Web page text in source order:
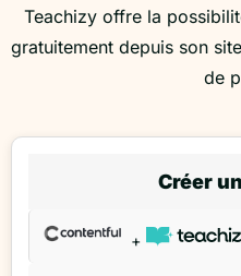
Teachizy offre la
gratuitement depuis son
de
Créer
+